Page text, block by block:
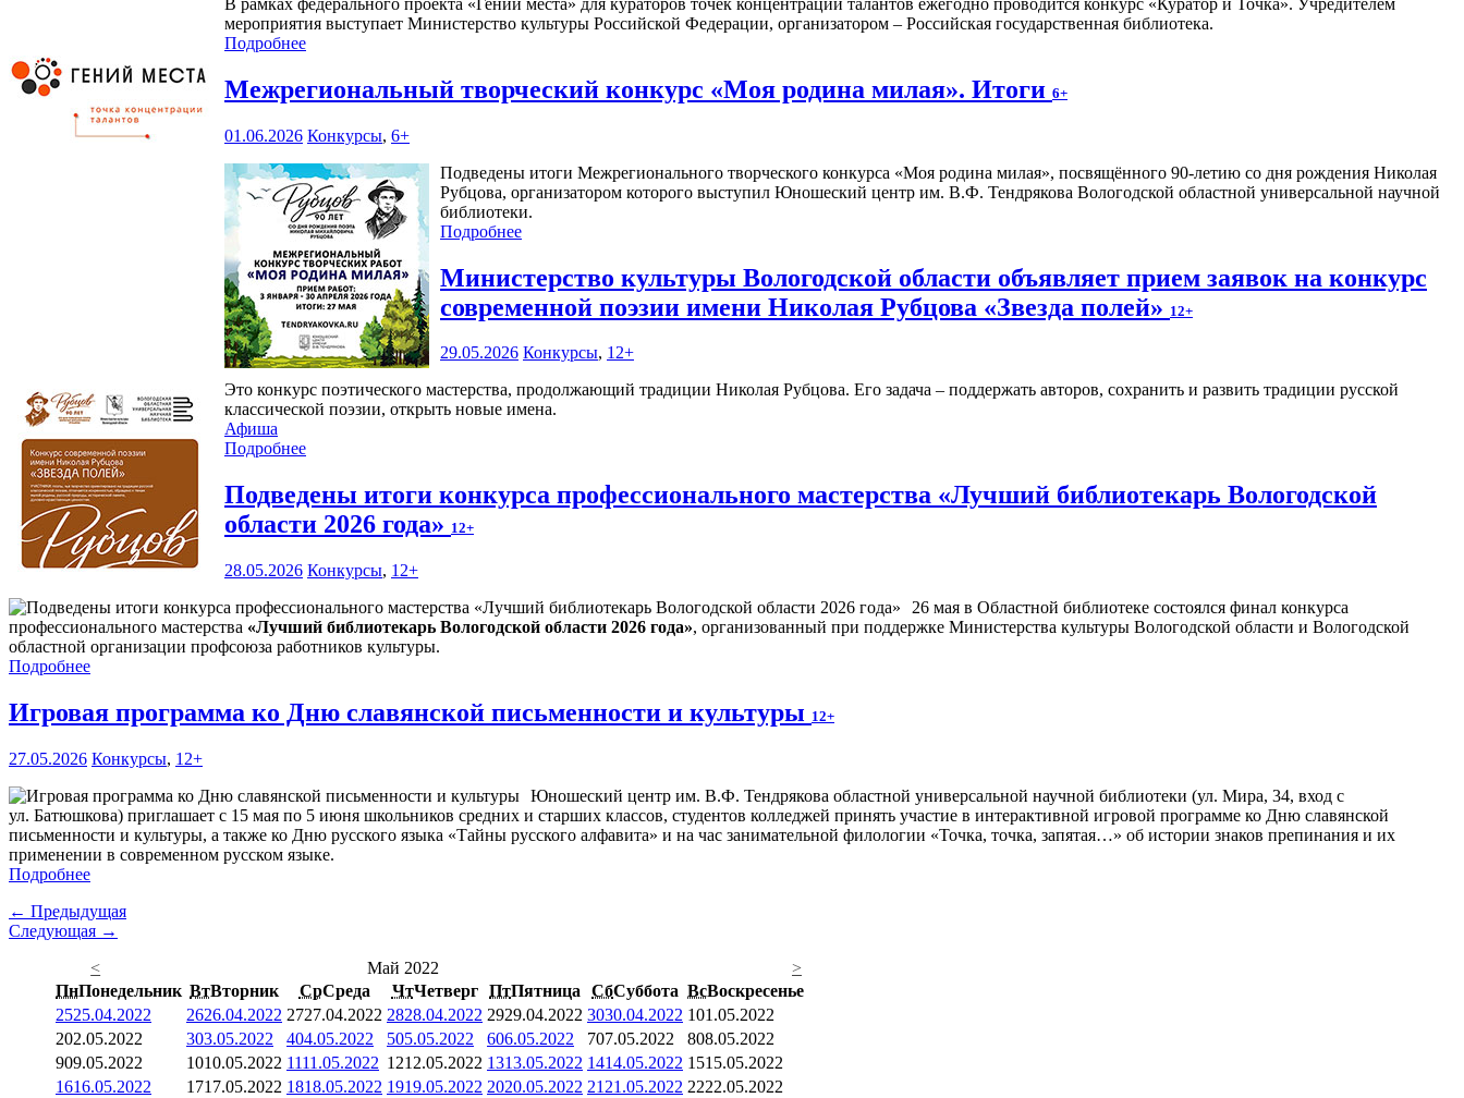
мероприятия выступает Министерство культуры Российской Федерации, организатором – Российская государственная библиотека.
Подробнее
Межрегиональный творческий конкурс «Моя родина милая». Итоги 6+
01.06.2026 Конкурсы, 6+
Подведены итоги Межрегионального творческого конкурса «Моя родина милая», посвящённого 90-летию со дня рождения Николая
Рубцова, организатором которого выступил Юношеский центр им. В.Ф. Тендрякова Вологодской областной универсальной научной
библиотеки.
Подробнее
Министерство культуры Вологодской области объявляет прием заявок на конкурс
современной поэзии имени Николая Рубцова «Звезда полей» 12+
29.05.2026 Конкурсы, 12+
Это конкурс поэтического мастерства, продолжающий традиции Николая Рубцова. Его задача – поддержать авторов, сохранить и развить традиции русской
классической поэзии, открыть новые имена.
Афиша
Подробнее
Подведены итоги конкурса профессионального мастерства «Лучший библиотекарь Вологодской
области 2026 года» 12+
28.05.2026 Конкурсы, 12+
26 мая в Областной библиотеке состоялся финал конкурса
профессионального мастерства «Лучший библиотекарь Вологодской области 2026 года», организованный при поддержке Министерства культуры Вологодской области и Вологодской
областной организации профсоюза работников культуры.
Подробнее
Игровая программа ко Дню славянской письменности и культуры 12+
27.05.2026 Конкурсы, 12+
Юношеский центр им. В.Ф. Тендрякова областной универсальной научной библиотеки (ул. Мира, 34, вход с
ул. Батюшкова) приглашает с 15 мая по 5 июня школьников средних и старших классов, студентов колледжей принять участие в интерактивной игровой программе ко Дню славянской
письменности и культуры, а также ко Дню русского языка «Тайны русского алфавита» и на час занимательной филологии «Точка, точка, запятая…» об истории знаков препинания и их
применении в современном русском языке.
Подробнее
← Предыдущая
Следующая →
<
Май 2022
>
ПнПонедельник ВтВторник СрСреда ЧтЧетверг ПтПятница СбСуббота ВсВоскресенье
2525.04.2022 2626.04.2022 2727.04.2022 2828.04.2022 2929.04.2022 3030.04.2022 101.05.2022
202.05.2022 303.05.2022 404.05.2022 505.05.2022 606.05.2022 707.05.2022 808.05.2022
909.05.2022 1010.05.2022 1111.05.2022 1212.05.2022 1313.05.2022 1414.05.2022 1515.05.2022
1616.05.2022 1717.05.2022 1818.05.2022 1919.05.2022 2020.05.2022 21 21.05.2022 2222.05.2022